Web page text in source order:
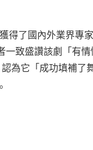
得了國內外業界專
致盛讚該劇「有
為它「成功填補